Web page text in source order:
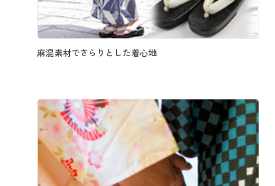
麻混素材でさらりとした着心地